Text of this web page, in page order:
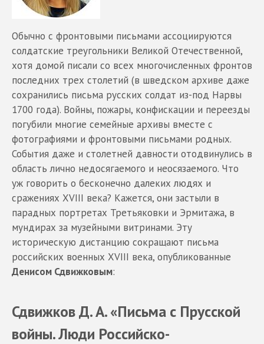
Обычно с фронтовыми письмами ассоциируются
солдатские треугольники Великой Отечественной,
хотя домой писали со всех многочисленных фронтов
последних трех столетий (в шведском архиве даже
сохранились письма русских солдат из-под Нарвы
1700 года). Войны, пожары, конфискации и переезды
погубили многие семейные архивы вместе с
фотографиями и фронтовыми письмами родных.
События даже и столетней давности отодвинулись в
область лично недосягаемого и неосязаемого. Что
уж говорить о бесконечно далеких людях и
сражениях XVIII века? Кажется, они застыли в
парадных портретах Третьяковки и Эрмитажа, в
мундирах за музейными витринами. Эту
историческую дистанцию сокращают письма
российских военных XVIII века, опубликованные
Денисом Сдвижковым:
Сдвижков Д. А. «Письма с Прусской
войны. Люди Российско-